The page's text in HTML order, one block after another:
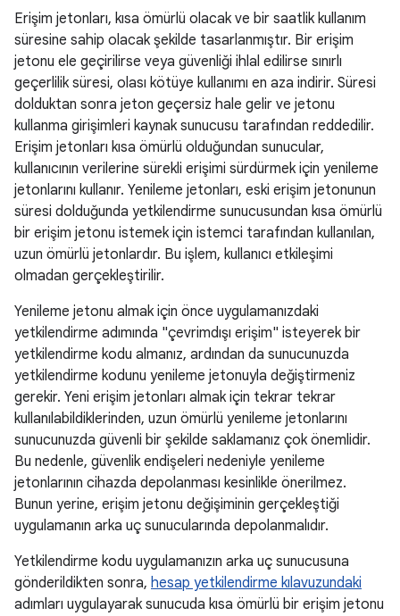
Erişim jetonları, kısa ömürlü olacak ve bir saatlik kullanım
süresine sahip olacak şekilde tasarlanmıştır. Bir erişim
jetonu ele geçirilirse veya güvenliği ihlal edilirse sınırlı
geçerlilik süresi, olası kötüye kullanımı en aza indirir. Süresi
dolduktan sonra jeton geçersiz hale gelir ve jetonu
kullanma girişimleri kaynak sunucusu tarafından reddedilir.
Erişim jetonları kısa ömürlü olduğundan sunucular,
kullanıcının verilerine sürekli erişimi sürdürmek için yenileme
jetonlarını kullanır. Yenileme jetonları, eski erişim jetonunun
süresi dolduğunda yetkilendirme sunucusundan kısa ömürlü
bir erişim jetonu istemek için istemci tarafından kullanılan,
uzun ömürlü jetonlardır. Bu işlem, kullanıcı etkileşimi
olmadan gerçekleştirilir.
Yenileme jetonu almak için önce uygulamanızdaki
yetkilendirme adımında "çevrimdışı erişim" isteyerek bir
yetkilendirme kodu almanız, ardından da sunucunuzda
yetkilendirme kodunu yenileme jetonuyla değiştirmeniz
gerekir. Yeni erişim jetonları almak için tekrar tekrar
kullanılabildiklerinden, uzun ömürlü yenileme jetonlarını
sunucunuzda güvenli bir şekilde saklamanız çok önemlidir.
Bu nedenle, güvenlik endişeleri nedeniyle yenileme
jetonlarının cihazda depolanması kesinlikle önerilmez.
Bunun yerine, erişim jetonu değişiminin gerçekleştiği
uygulamanın arka uç sunucularında depolanmalıdır.
Yetkilendirme kodu uygulamanızın arka uç sunucusuna
gönderildikten sonra, hesap yetkilendirme kılavuzundaki
adımları uygulayarak sunucuda kısa ömürlü bir erişim jetonu